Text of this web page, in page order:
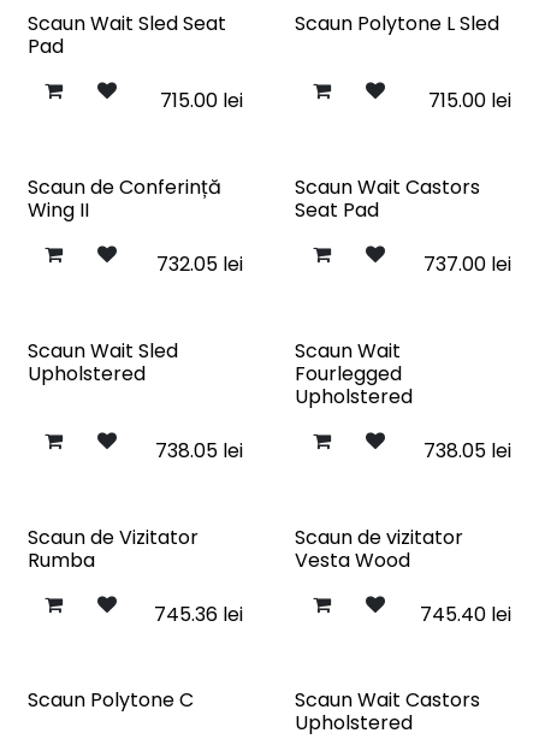
Scaun Wait Sled Seat
Pad
715.00 lei
Scaun Polytone L Sled
715.00lei
Scaun de Conferință
Wing II
732.05 lei
Scaun Wait Castors
Seat Pad
737.00lei
Scaun Wait Sled
Upholstered
738.05 lei
Scaun Wait
Fourlegged
Upholstered
738.05lei
Scaun de Vizitator
Rumba
745.36 lei
Scaun de vizitator
Vesta Wood
745.40lei
Scaun Polytone C
Scaun Wait Castors
Upholstered